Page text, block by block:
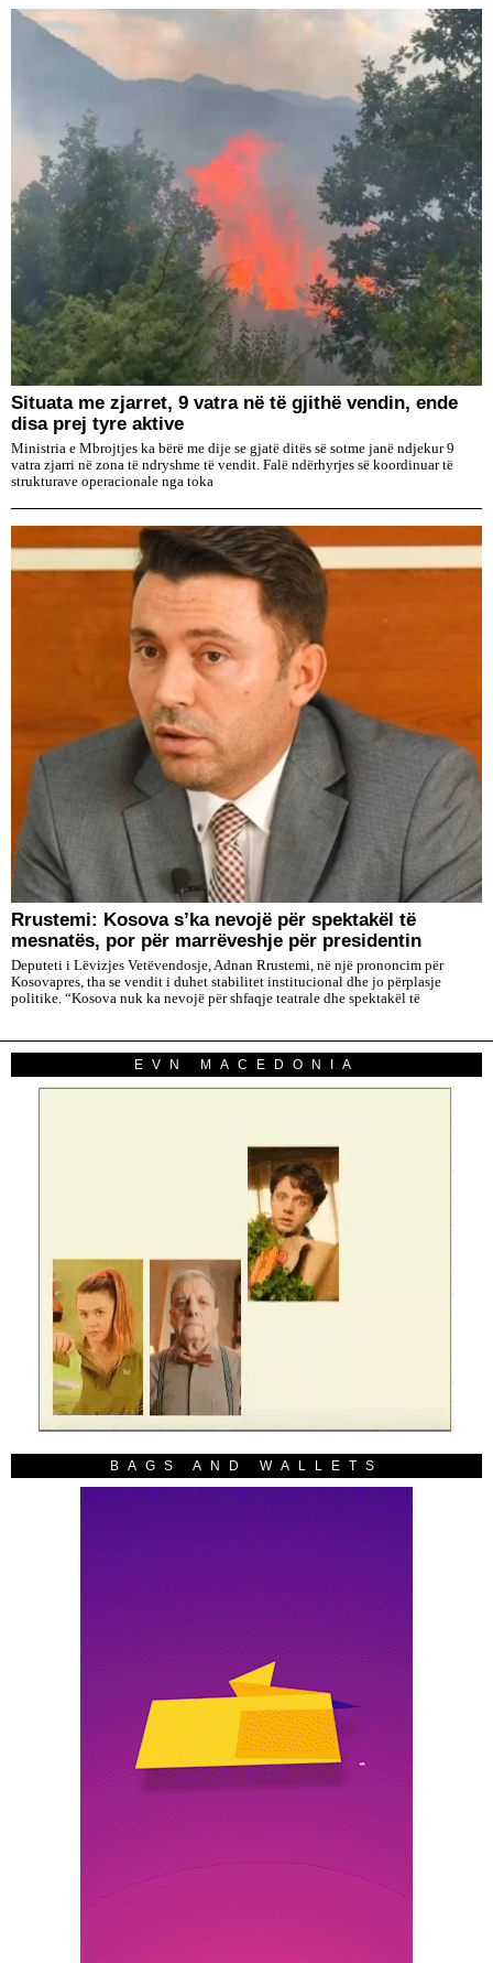
Situata me zjarret, 9 vatra në të gjithë vendin, ende
disa prej tyre aktive
Ministria e Mbrojtjes ka bërë me dije se gjatë ditës së sotme janë ndjekur 9
vatra zjarri në zona të ndryshme të vendit. Falë ndërhyrjes së koordinuar të
strukturave operacionale nga toka
Rrustemi: Kosova s’ka nevojë për spektakël të
mesnatës, por për marrëveshje për presidentin
Deputeti i Lëvizjes Vetëvendosje, Adnan Rrustemi, në një prononcim për
Kosovapres, tha se vendit i duhet stabilitet institucional dhe jo përplasje
politike. “Kosova nuk ka nevojë për shfaqje teatrale dhe spektakël të
EVN MACEDONIA
BAGS AND WALLETS